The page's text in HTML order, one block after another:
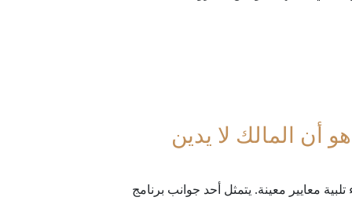
أن المالك لا يدين
معايير معينة. يتمثل أحد جوانب برنامج